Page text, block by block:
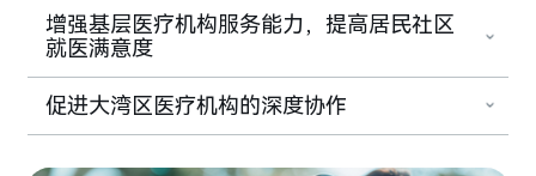
增强基层医疗机构服务能力，提高居民社区
就医满意度
促进大湾区医疗机构的深度协作